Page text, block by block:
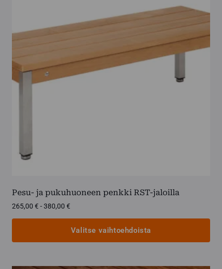
Pesu- ja pukuhuoneen penkki RST-jaloilla
265,00 € -380,00 €
380,00 €
Valitse vaihtoehdoista